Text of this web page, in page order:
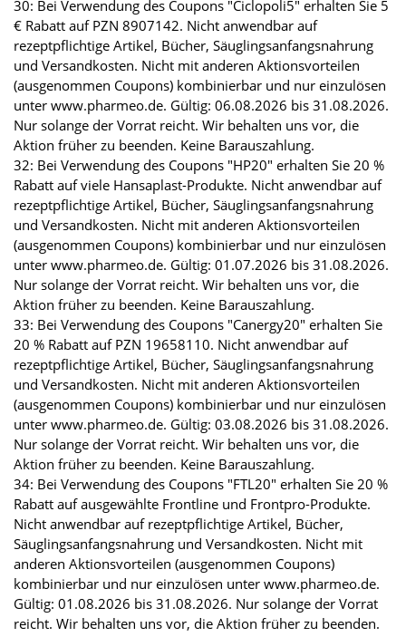
30: Bei Verwendung des Coupons "Ciclopoli5" erhalten Sie 5
€ Rabatt auf PZN 8907142. Nicht anwendbar auf
rezeptpflichtige Artikel, Bücher, Säuglingsanfangsnahrung
und Versandkosten. Nicht mit anderen Aktionsvorteilen
(ausgenommen Coupons) kombinierbar und nur einzulösen
unter www.pharmeo.de. Gültig: 06.08.2026 bis 31.08.2026.
Nur solange der Vorrat reicht. Wir behalten uns vor, die
Aktion früher zu beenden. Keine Barauszahlung.
32: Bei Verwendung des Coupons "HP20" erhalten Sie 20 %
Rabatt auf viele Hansaplast-Produkte. Nicht anwendbar auf
rezeptpflichtige Artikel, Bücher, Säuglingsanfangsnahrung
und Versandkosten. Nicht mit anderen Aktionsvorteilen
(ausgenommen Coupons) kombinierbar und nur einzulösen
unter www.pharmeo.de. Gültig: 01.07.2026 bis 31.08.2026.
Nur solange der Vorrat reicht. Wir behalten uns vor, die
Aktion früher zu beenden. Keine Barauszahlung.
33: Bei Verwendung des Coupons "Canergy20" erhalten Sie
20 % Rabatt auf PZN 19658110. Nicht anwendbar auf
rezeptpflichtige Artikel, Bücher, Säuglingsanfangsnahrung
und Versandkosten. Nicht mit anderen Aktionsvorteilen
(ausgenommen Coupons) kombinierbar und nur einzulösen
unter www.pharmeo.de. Gültig: 03.08.2026 bis 31.08.2026.
Nur solange der Vorrat reicht. Wir behalten uns vor, die
Aktion früher zu beenden. Keine Barauszahlung.
34: Bei Verwendung des Coupons "FTL20" erhalten Sie 20 %
Rabatt auf ausgewählte Frontline und Frontpro-Produkte.
Nicht anwendbar auf rezeptpflichtige Artikel, Bücher,
Säuglingsanfangsnahrung und Versandkosten. Nicht mit
anderen Aktionsvorteilen (ausgenommen Coupons)
kombinierbar und nur einzulösen unter www.pharmeo.de.
Gültig: 01.08.2026 bis 31.08.2026. Nur solange der Vorrat
reicht. Wir behalten uns vor, die Aktion früher zu beenden.